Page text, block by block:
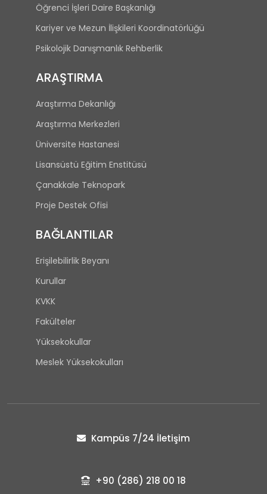
Öğrenci İşleri Daire Başkanlığı
Kariyer ve Mezun İlişkileri Koordinatörlüğü
Psikolojik Danışmanlık Rehberlik
ARAŞTIRMA
Araştırma Dekanlığı
Araştırma Merkezleri
Üniversite Hastanesi
Lisansüstü Eğitim Enstitüsü
Çanakkale Teknopark
Proje Destek Ofisi
BAĞLANTILAR
Erişilebilirlik Beyanı
Kurullar
KVKK
Fakülteler
Yüksekokullar
Meslek Yüksekokulları
Kampüs 7/24 İletişim
+90 (286) 218 00 18